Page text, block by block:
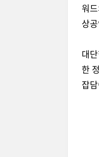
워
상
대
한
잡